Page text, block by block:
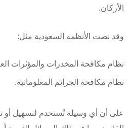
الأركان.
وقد نصت الأنظمة السعودية مثل:
نظام مكافحة المخدرات والمؤثرات
نظام مكافحة الجرائم المعلوماتية.
على أن أي وسيلة تُستخدم لتسهيل أو